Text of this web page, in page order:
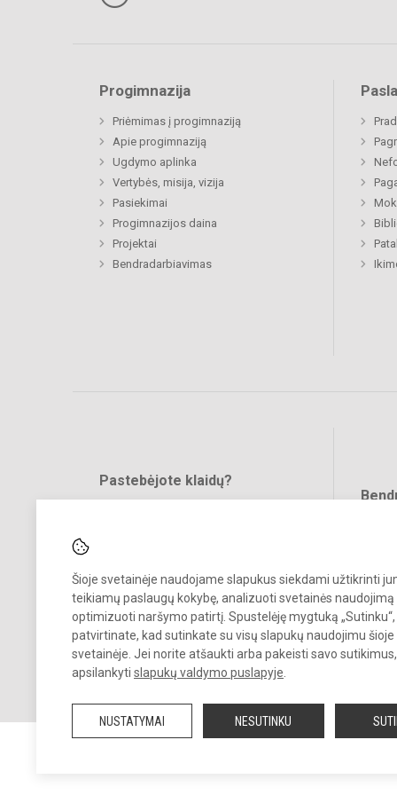
Šioje svetainėje naudojame slapukus siekdami užtikrinti
teikiamų paslaugų kokybę, analizuoti svetainės naudojimą
optimizuoti naršymo patirtį. Spustelėję mygtuką „Sutinku“,
patvirtinate, kad sutinkate su visų slapukų naudojimu šioje
svetainėje. Jei norite atšaukti arba pakeisti savo
apsilankyti slapukų valdymo puslapyje
NUSTATYMAI NESUTINKU
Progimnazija
Priėmimas į progimnaziją
Apie progimnaziją
Ugdymo aplinka
Vertybės, misija, vizija
Pasiekimai
Progimnazijos daina
Projektai
Bendradarbiavimas
Pastebėjote klaidų?
© 2021. Panevėžio r. Dembavos progimnazija. Visos teisės
Kopijuoti turinį be raštiško progimnazijos sutikimo griežtai